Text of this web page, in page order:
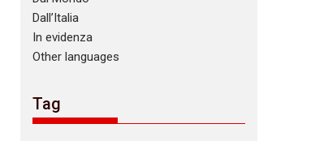
Dall’Italia
In evidenza
Other languages
Tag